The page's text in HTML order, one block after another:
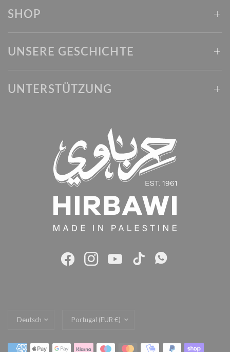
SHOP
UNSERE GESCHICHTE
UNTERSTÜTZUNG
aktualisieren